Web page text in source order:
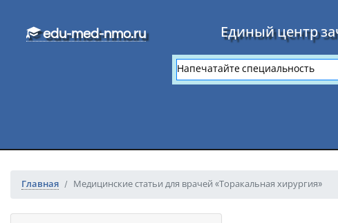
edu-med-nmo.ru Единый центр
Главная Медицинские статьи для врачей «Торакальная хирургия»